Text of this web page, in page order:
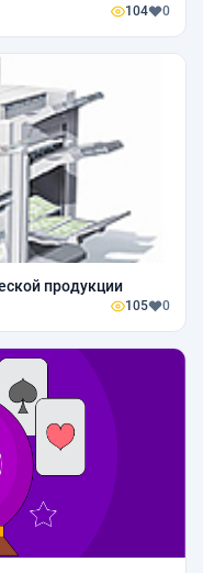
104 0
продукции
105 0